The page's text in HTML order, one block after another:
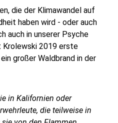
die der Klimawandel auf
haben wird - oder auch
auch in unserer Psyche
Krolewski 2019 erste
großer Waldbrand in der
in Kalifornien oder
die teilweise in